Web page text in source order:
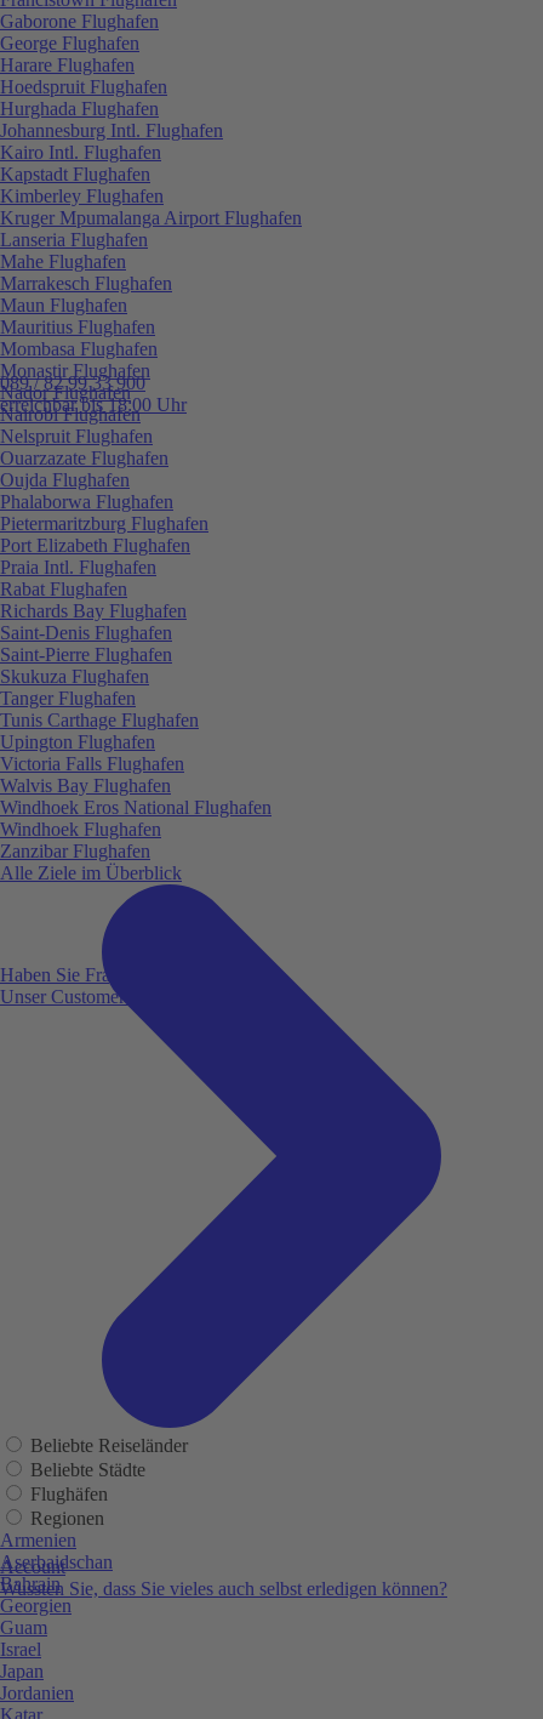
089 / 82 99 33 900
erreichbar bis 18:00 Uhr
Haben Sie Fragen?
Unser Customer Service ist für Sie da!
Account
Wussten Sie, dass Sie vieles auch selbst erledigen können?
Gaborone Flughafen
George Flughafen
Harare Flughafen
Hoedspruit Flughafen
Hurghada Flughafen
Johannesburg Intl. Flughafen
Kairo Intl. Flughafen
Kapstadt Flughafen
Kimberley Flughafen
Kruger Mpumalanga Airport Flughafen
Lanseria Flughafen
Mahe Flughafen
Marrakesch Flughafen
Maun Flughafen
Mauritius Flughafen
Mombasa Flughafen
Monastir Flughafen
Nador Flughafen
Nairobi Flughafen
Nelspruit Flughafen
Ouarzazate Flughafen
Oujda Flughafen
Phalaborwa Flughafen
Pietermaritzburg Flughafen
Port Elizabeth Flughafen
Praia Intl. Flughafen
Rabat Flughafen
Richards Bay Flughafen
Saint-Denis Flughafen
Saint-Pierre Flughafen
Skukuza Flughafen
Tanger Flughafen
Tunis Carthage Flughafen
Upington Flughafen
Victoria Falls Flughafen
Walvis Bay Flughafen
Windhoek Eros National Flughafen
Windhoek Flughafen
Zanzibar Flughafen
Alle Ziele im Überblick
Beliebte Reiseländer
Beliebte Städte
Flughäfen
Regionen
Armenien
Aserbaidschan
Bahrain
Georgien
Guam
Israel
Japan
Jordanien
Katar